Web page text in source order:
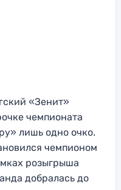
«Зенит»
чемпионата
лишь одно очко.
чемпионом
розыгрыша
добралась до